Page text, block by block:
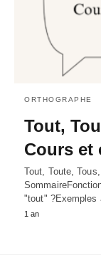
ORTHOGRAPHE
Tout,
Cours et
Tout, Toute,
"tout" ?Exemples
1 an